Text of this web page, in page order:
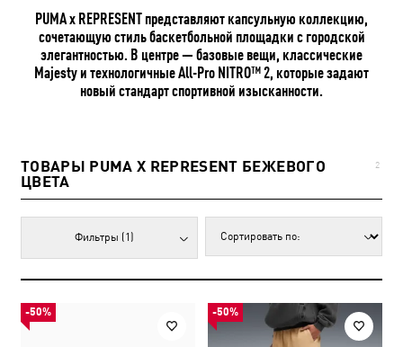
PUMA x REPRESENT представляют капсульную коллекцию,
сочетающую стиль баскетбольной площадки с городской
элегантностью. В центре — базовые вещи, классические
Majesty и технологичные All-Pro NITRO™ 2, которые задают
новый стандарт спортивной изысканности.
ТОВАРЫ PUMA X REPRESENT БЕЖЕВОГО
ЦВЕТА
2
Фильтры (1)
-50% -50%